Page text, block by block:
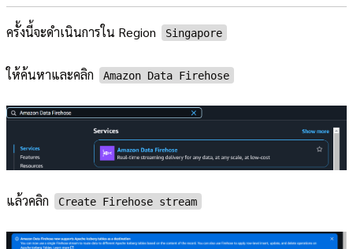
ครั้งนี้จะดำเนินการใน Region Singapore
ให้ค้นหาและคลิก Amazon Data Firehose
แล้วคลิก Create Firehose stream